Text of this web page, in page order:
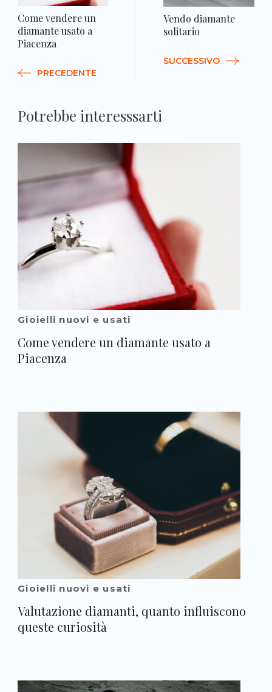
Come vendere un
diamante usato a
Piacenza
PRECEDENTE
Vendo diamante
solitario
SUCCESSIVO
Potrebbe interesssarti
Gioielli nuovi e usati
Come vendere un diamante usato a
Piacenza
Gioielli nuovi e usati
Valutazione diamanti, quanto influiscono
queste curiosità